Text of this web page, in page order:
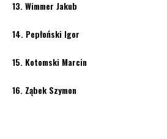
13. Wimmer Jakub
14. Pepłoński Igor
15. Kotomski Marcin
16. Ząbek Szymon